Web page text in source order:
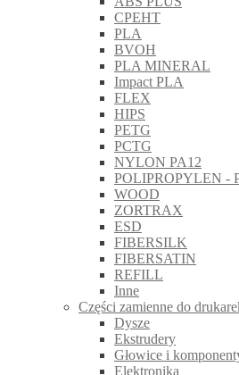
CPEHT
PLA
BVOH
PLA MINERAL
Impact PLA
FLEX
HIPS
PETG
PCTG
NYLON PA12
POLIPROPYLEN -
WOOD
ZORTRAX
ESD
FIBERSILK
FIBERSATIN
REFILL
Inne
Części zamienne do
Dysze
Ekstrudery
Głowice i
Elektronika